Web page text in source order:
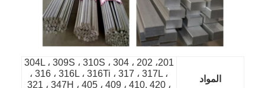
المواد
201، 202 ، 304 ، 304L ، 309S ، 310S
، 316 ، 316L ، 316Ti ، 317 ، 317L ،
321 ، 347H ، 405 ، 409 ، 410, 420 ،